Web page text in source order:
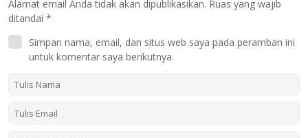
Alamat email Anda tidak akan dipublikasikan. Ruas yang wajib
ditandai *
Simpan nama, email, dan situs web saya pada peramban ini
untuk komentar saya berikutnya.